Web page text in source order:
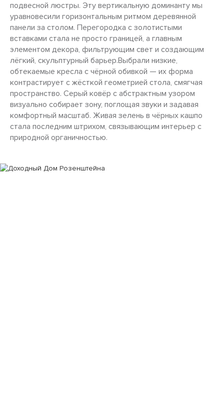
подвесной люстры. Эту вертикальную доминанту мы
уравновесили горизонтальным ритмом деревянной
панели за столом. Перегородка с золотистыми
вставками стала не просто границей, а главным
элементом декора, фильтрующим свет и создающим
лёгкий, скульптурный барьер.Выбрали низкие,
обтекаемые кресла с чёрной обивкой — их форма
контрастирует с жёсткой геометрией стола, смягчая
пространство. Серый ковёр с абстрактным узором
визуально собирает зону, поглощая звуки и задавая
комфортный масштаб. Живая зелень в чёрных кашпо
стала последним штрихом, связывающим интерьер с
природной органичностью.